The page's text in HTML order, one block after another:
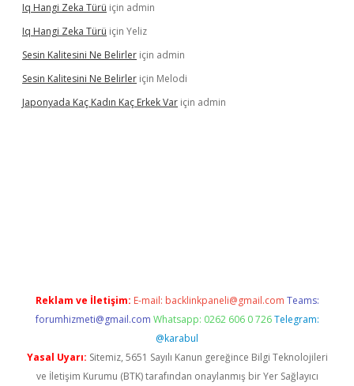
Iq Hangi Zeka Türü için admin
Iq Hangi Zeka Türü için Yeliz
Sesin Kalitesini Ne Belirler için admin
Sesin Kalitesini Ne Belirler için Melodi
Japonyada Kaç Kadın Kaç Erkek Var için admin
Reklam ve İletişim: E-mail: backlinkpaneli@gmail.com Teams:
forumhizmeti@gmail.com Whatsapp: 0262 606 0 726 Telegram:
@karabul
Yasal Uyarı: Sitemiz, 5651 Sayılı Kanun gereğince Bilgi Teknolojileri
ve İletişim Kurumu (BTK) tarafından onaylanmış bir Yer Sağlayıcı